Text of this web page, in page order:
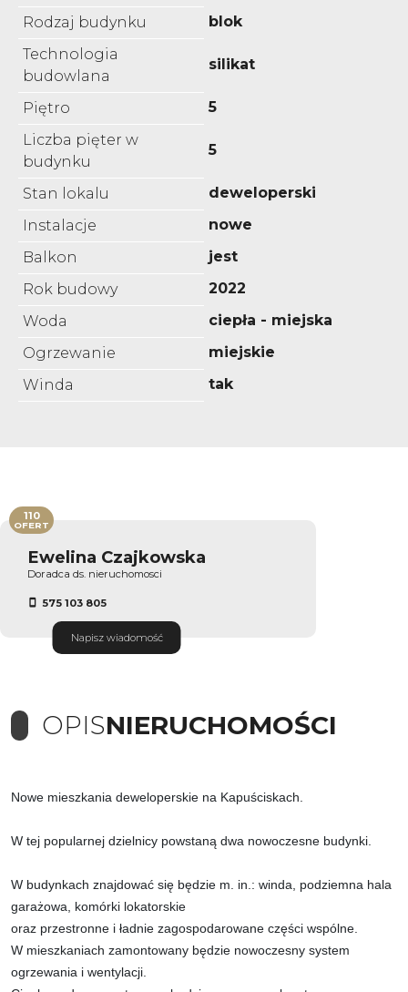
Rodzaj budynku
blok
Technologia
budowlana
silikat
Piętro
5
Liczba pięter w
budynku
5
Stan lokalu
deweloperski
Instalacje
nowe
Balkon
jest
Rok budowy
2022
Woda
ciepła - miejska
Ogrzewanie
miejskie
Winda
tak
Ewelina Czajkowska
Doradca ds. nieruchomosci
575 103 805
Napisz wiadomość
110
OFERT
OPISNIERUCHOMOŚCI
Nowe mieszkania deweloperskie na Kapuściskach.
W tej popularnej dzielnicy powstaną dwa nowoczesne budynki.
W budynkach znajdować się będzie m. in.: winda, podziemna hala
garażowa, komórki lokatorskie
oraz przestronne i ładnie zagospodarowane części wspólne.
W mieszkaniach zamontowany będzie nowoczesny system
ogrzewania i wentylacji.